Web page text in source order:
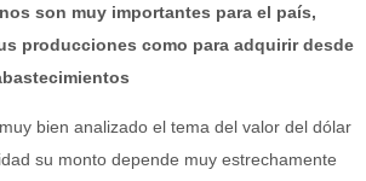
son muy importantes para el país,
producciones como para adquirir desde
bien analizado el tema del valor del dólar
su monto depende muy estrechamente